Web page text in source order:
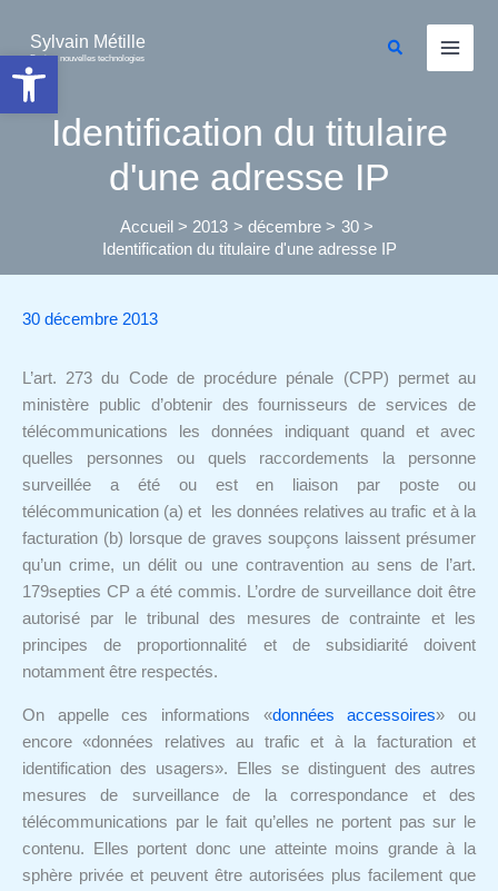
Ouvrir la barre d’outils
contenu
Sylvain Métille
Droit et nouvelles technologies
Rechercher
Identification du titulaire
d'une adresse IP
Accueil 2013 décembre
30
Identification du titulaire d'une adresse IP
30 décembre 2013
L’art. 273 du Code de procédure pénale (CPP) permet au
ministère public d’obtenir des fournisseurs de services de
télécommunications les données indiquant quand et avec
quelles personnes ou quels raccordements la personne
surveillée a été ou est en liaison par poste ou
télécommunication (a) et les données relatives au trafic et à la
facturation (b) lorsque de graves soupçons laissent présumer
qu’un crime, un délit ou une contravention au sens de l’art.
179septies CP a été commis. L’ordre de surveillance doit être
autorisé par le tribunal des mesures de contrainte et les
principes de proportionnalité et de subsidiarité doivent
notamment être respectés.
On appelle ces informations «données accessoires» ou
encore «données relatives au trafic et à la facturation et
identification des usagers». Elles se distinguent des autres
mesures de surveillance de la correspondance et des
télécommunications par le fait qu’elles ne portent pas sur le
contenu. Elles portent donc une atteinte moins grande à la
sphère privée et peuvent être autorisées plus facilement que